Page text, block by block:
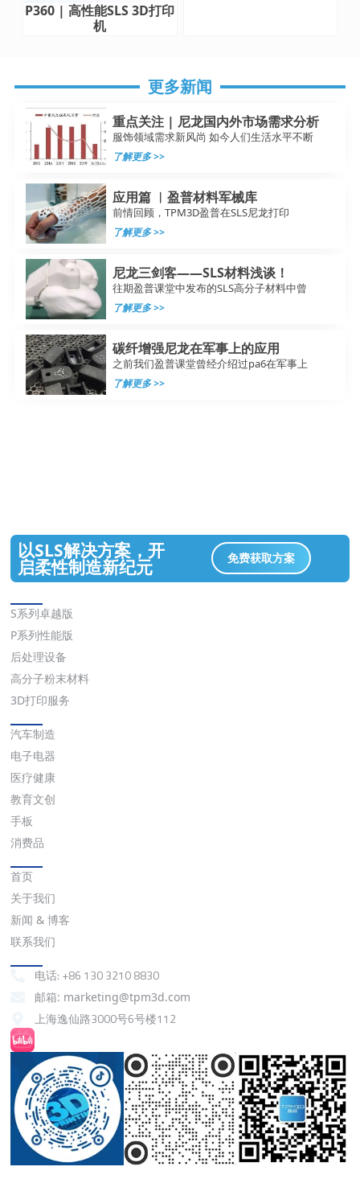
P360 | 高性能SLS 3D打印
机
更多新闻
重点关注 | 尼龙国内外市场需求分析
服饰领域需求新风尚 如今人们生活水平不断
了解更多 >>
应用篇 ︳盈普材料军械库
前情回顾，TPM3D盈普在SLS尼龙打印
了解更多 >>
尼龙三剑客——SLS材料浅谈！
往期盈普课堂中发布的SLS高分子材料中曾
了解更多 >>
碳纤增强尼龙在军事上的应用
之前我们盈普课堂曾经介绍过pa6在军事上
了解更多 >>
以SLS解决方案，开
启柔性制造新纪元 免费获取方案
S系列卓越版
P系列性能版
后处理设备
高分子粉末材料
3D打印服务
汽车制造
电子电器
医疗健康
教育文创
手板
消费品
首页
关于我们
新闻 & 博客
联系我们
电话: +86 130 3210 8830
邮箱: marketing@tpm3d.com
上海逸仙路3000号6号楼112